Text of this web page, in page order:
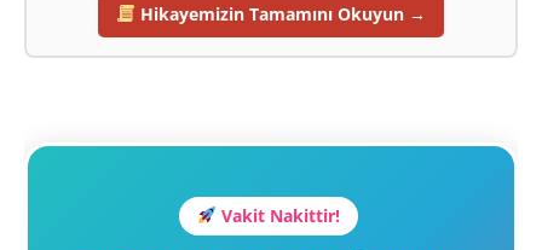
Hikayemizin Tamamını Okuyun →
Vakit Nakittir!